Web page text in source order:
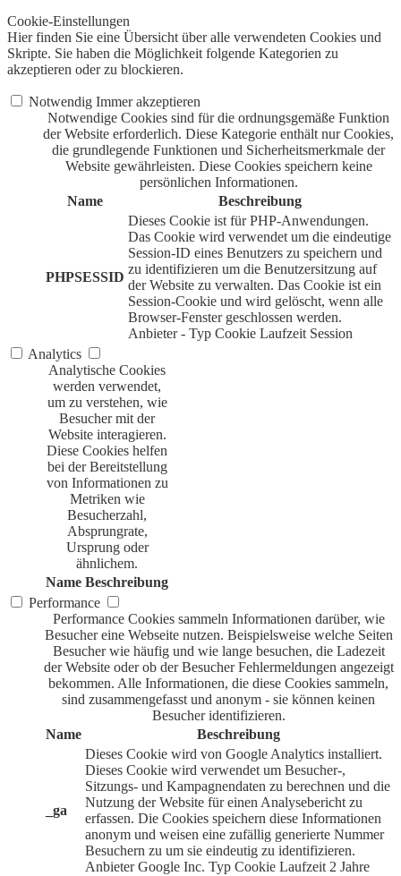
Cookie-Einstellungen
Hier finden Sie eine Übersicht über alle verwendeten Cookies und
Skripte. Sie haben die Möglichkeit folgende Kategorien zu
akzeptieren oder zu blockieren.
Notwendig Immer akzeptieren
Notwendige Cookies sind für die ordnungsgemäße Funktion
der Website erforderlich. Diese Kategorie enthält nur Cookies,
die grundlegende Funktionen und Sicherheitsmerkmale der
Website gewährleisten. Diese Cookies speichern keine
persönlichen Informationen.
Name
Beschreibung
PHPSESSID
Dieses Cookie ist für PHP-Anwendungen.
Das Cookie wird verwendet um die eindeutige
Session-ID eines Benutzers zu speichern und
zu identifizieren um die Benutzersitzung auf
der Website zu verwalten. Das Cookie ist ein
Session-Cookie und wird gelöscht, wenn alle
Browser-Fenster geschlossen werden.
Anbieter - Typ Cookie Laufzeit Session
Analytics
Analytische Cookies
werden verwendet,
um zu verstehen, wie
Besucher mit der
Website interagieren.
Diese Cookies helfen
bei der Bereitstellung
von Informationen zu
Metriken wie
Besucherzahl,
Absprungrate,
Ursprung oder
ähnlichem.
Name Beschreibung
Performance
Performance Cookies sammeln Informationen darüber, wie
Besucher eine Webseite nutzen. Beispielsweise welche Seiten
Besucher wie häufig und wie lange besuchen, die Ladezeit
der Website oder ob der Besucher Fehlermeldungen angezeigt
bekommen. Alle Informationen, die diese Cookies sammeln,
sind zusammengefasst und anonym - sie können keinen
Besucher identifizieren.
Name
Beschreibung
_ga
Dieses Cookie wird von Google Analytics installiert.
Dieses Cookie wird verwendet um Besucher-,
Sitzungs- und Kampagnendaten zu berechnen und die
Nutzung der Website für einen Analysebericht zu
erfassen. Die Cookies speichern diese Informationen
anonym und weisen eine zufällig generierte Nummer
Besuchern zu um sie eindeutig zu identifizieren.
Anbieter Google Inc. Typ Cookie Laufzeit 2 Jahre